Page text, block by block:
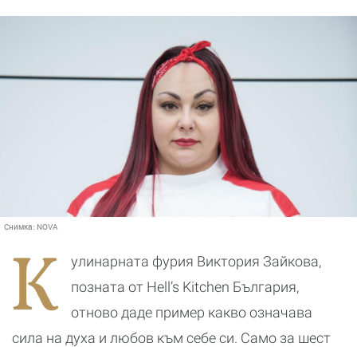
Снимка: NOVA
К
улинарната фурия Виктория Зайкова,
позната от Hell’s Kitchen България,
отново даде пример какво означава
сила на духа и любов към себе си. Само за шест